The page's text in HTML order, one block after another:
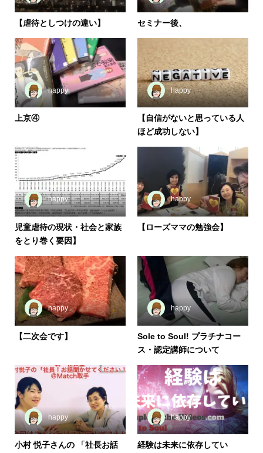
【虐待としつけの違い】 セミナー後、
happy
上京④
happy
【自信がないと思っている人
ほど成功しない】
happy
児童虐待の現状・社会と家族
をとり巻く要因】
happy
【ローズママの勉強会】
happy
【二次会です】
happy
Sole to Soul! プラチナコー
ス・認定講師について
happy
小村 悦子さんの 「社長お話
happy
経験は未来に依存してい